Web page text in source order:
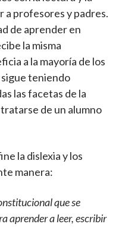
profesores y padres.
de aprender en
la misma
a la mayoría de los
sigue teniendo
las facetas de la
de un alumno
la dislexia y los
manera:
que se
aprender a leer, escribir